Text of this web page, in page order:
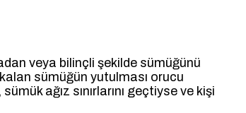
veya bilinçli şekilde sümüğünü
sümüğün yutulması orucu
ağız sınırlarını geçtiyse ve kişi